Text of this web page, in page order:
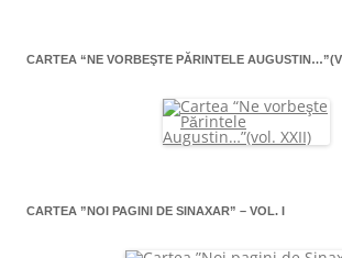
CARTEA “NE VORBEŞTE PĂRINTELE
CARTEA ”NOI PAGINI DE SINAXAR” – VOL. I